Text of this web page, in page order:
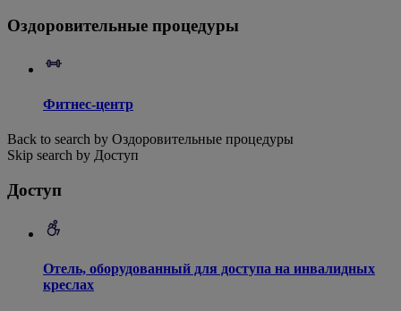
Оздоровительные процедуры
Фитнес-центр
Back to search by Оздоровительные процедуры
Skip search by Доступ
Доступ
Отель, оборудованный для доступа на инвалидных
креслах